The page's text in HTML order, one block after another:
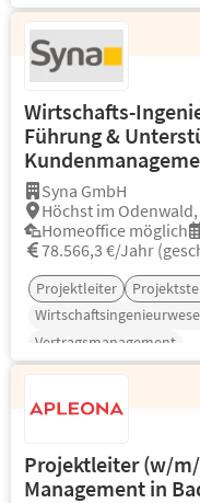
Wirtschafts-
Führung &
Syna GmbH
Höchst im Odenwald,
Homeoffice möglich
78.566,3 €/Jahr
Projektleiter
Vertragsmanagement
Projektleiter (w/
Management in